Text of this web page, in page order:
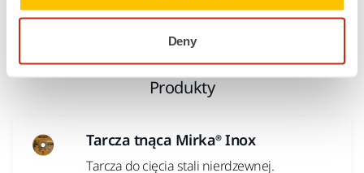
Deny
kwasoodpornej; i wreszcie tarcze o dużych średnicach do
Produkty
Tarcza tnąca Mirka® Inox
Tarcza do cięcia stali nierdzewnej.